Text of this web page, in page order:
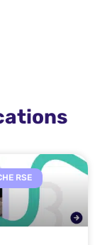
RSE